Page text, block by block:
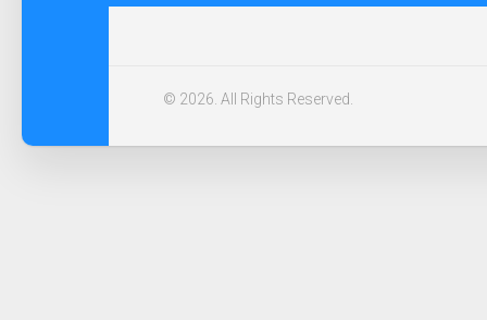
© 2026. All Rights Reserved.